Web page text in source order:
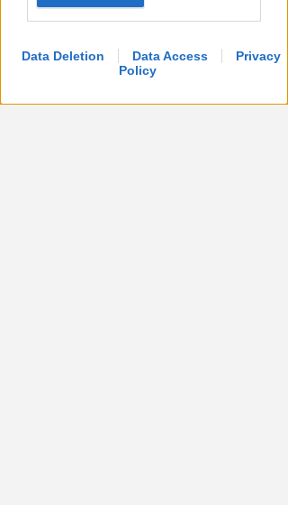
Data Deletion Data Access
Privacy
Policy